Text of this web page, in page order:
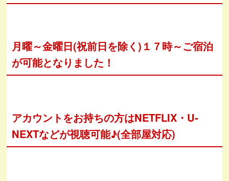
月曜～金曜日(祝前日を除く)１７時～ご宿泊
が可能となりました！
アカウントをお持ちの方はNETFLIX・U-
NEXTなどが視聴可能♪(全部屋対応)